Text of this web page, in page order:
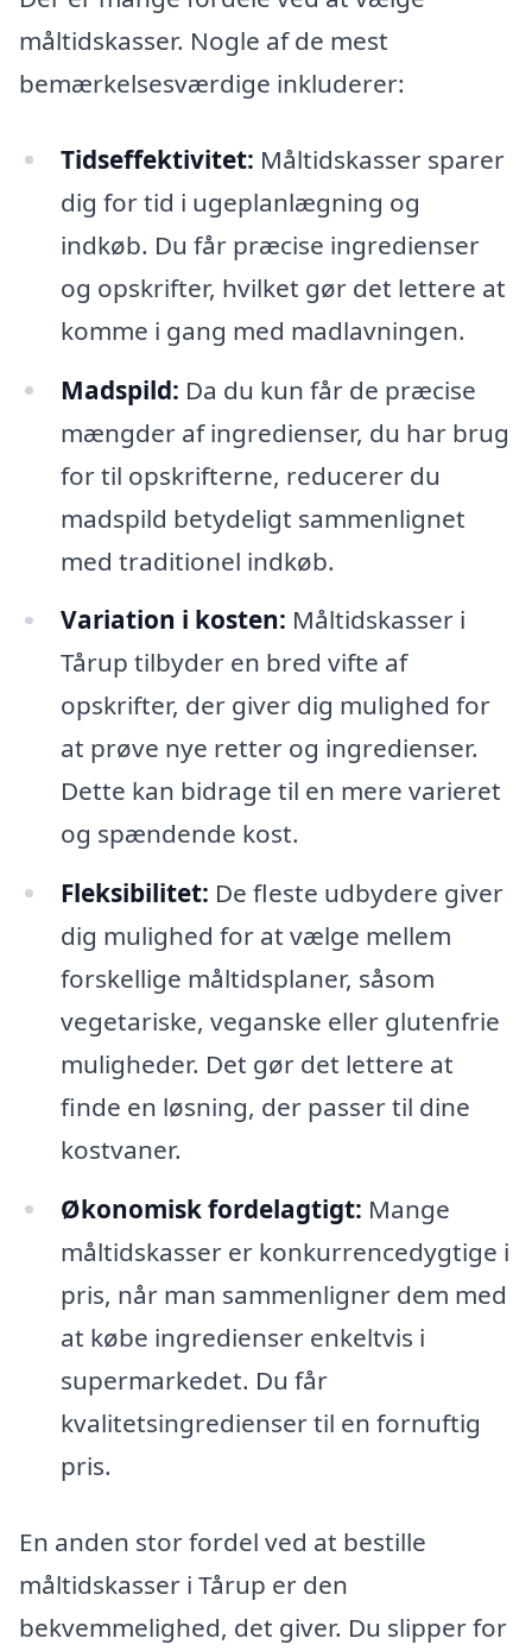
måltidskasser. Nogle af de mest
bemærkelsesværdige inkluderer:
Tidseffektivitet: Måltidskasser sparer
dig for tid i ugeplanlægning og
indkøb. Du får præcise ingredienser
og opskrifter, hvilket gør det lettere at
komme i gang med madlavningen.
Madspild: Da du kun får de præcise
mængder af ingredienser, du har brug
for til opskrifterne, reducerer du
madspild betydeligt sammenlignet
med traditionel indkøb.
Variation i kosten: Måltidskasser i
Tårup tilbyder en bred vifte af
opskrifter, der giver dig mulighed for
at prøve nye retter og ingredienser.
Dette kan bidrage til en mere varieret
og spændende kost.
Fleksibilitet: De fleste udbydere giver
dig mulighed for at vælge mellem
forskellige måltidsplaner, såsom
vegetariske, veganske eller glutenfrie
muligheder. Det gør det lettere at
finde en løsning, der passer til dine
kostvaner.
Økonomisk fordelagtigt: Mange
måltidskasser er konkurrencedygtige i
pris, når man sammenligner dem med
at købe ingredienser enkeltvis i
supermarkedet. Du får
kvalitetsingredienser til en fornuftig
pris.
En anden stor fordel ved at bestille
måltidskasser i Tårup er den
bekvemmelighed, det giver. Du slipper for